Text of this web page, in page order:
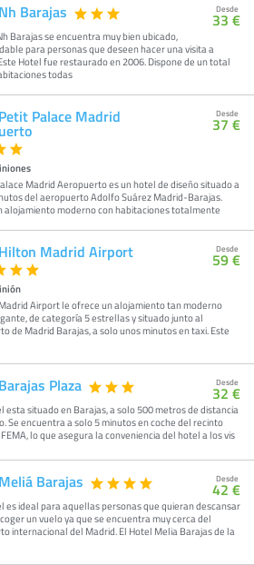
Barajas
Barajas se encuentra muy bien ubicado,
para personas que deseen hacer una visita a
Hotel fue restaurado en 2006. Dispone de un total
todas
Desde
33 €
Palace Madrid
Madrid Aeropuerto es un hotel de diseño situado a
del aeropuerto Adolfo Suárez Madrid-Barajas.
alojamiento moderno con habitaciones totalmente
Desde
37 €
Madrid Airport
Airport le ofrece un alojamiento tan moderno
de categoría 5 estrellas y situado junto al
de Madrid Barajas, a solo unos minutos en taxi. Este
Desde
59 €
Plaza
esta situado en Barajas, a solo 500 metros de distancia
Se encuentra a solo 5 minutos en coche del recinto
lo que asegura la conveniencia del hotel a los vis
Desde
32 €
Barajas
es ideal para aquellas personas que quieran descansar
un vuelo ya que se encuentra muy cerca del
internacional del Madrid. El Hotel Melia Barajas de la
Desde
42 €